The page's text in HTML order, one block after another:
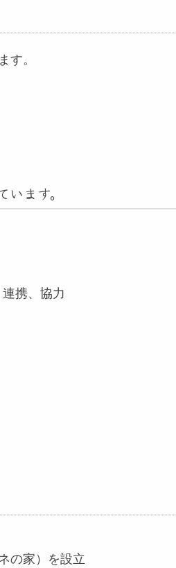
す。
ます。
携、協力
の家）を設立